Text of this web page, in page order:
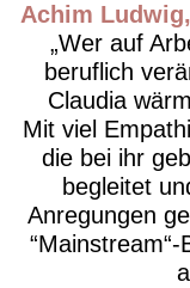
Achim Ludwig
Wer auf
beruflich
Claudia
Mit viel
die bei ihr
begleitet
Anregungen